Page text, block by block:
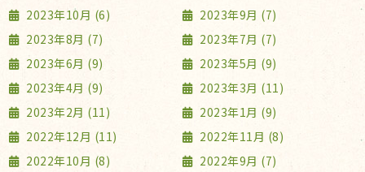
2023年10月 (6)
2023年9月 (7)
2023年8月 (7)
2023年7月 (7)
2023年6月 (9)
2023年5月 (9)
2023年4月 (9)
2023年3月 (11)
2023年2月 (11)
2023年1月 (9)
2022年12月 (11)
2022年11月 (8)
2022年10月 (8)
2022年9月 (7)